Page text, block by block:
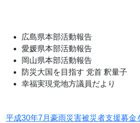
広島県本部活動報告
愛媛県本部活動報告
岡山県本部活動報告
防災大国を目指す 党首 釈量子
幸福実現党地方議員だより
平成30年7月豪雨災害被災者支援募金